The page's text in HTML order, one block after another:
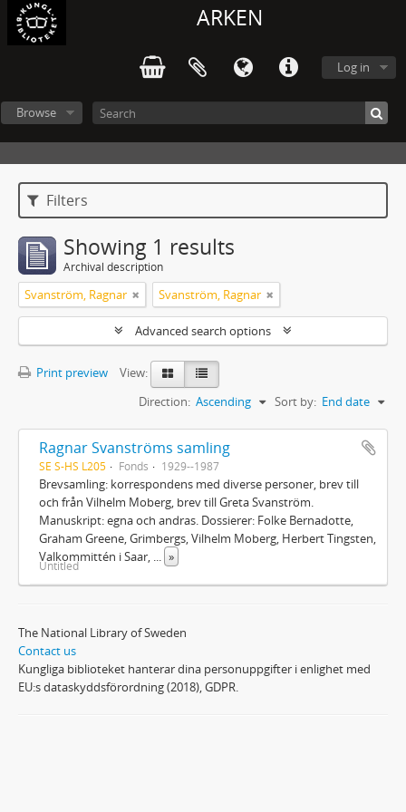
ARKEN
Log in
Browse
Filters
Showing 1 results
Archival description
Svanström, Ragnar Svanström, Ragnar
Advanced search options
Print preview
View:
Sort by: End date
Direction: Ascending
Ragnar Svanströms samling
SE S-HS L205 Fonds 1929--1987
Brevsamling: korrespondens med diverse personer, brev till
och från Vilhelm Moberg, brev till Greta Svanström.
Manuskript: egna och andras. Dossierer: Folke Bernadotte,
Graham Greene, Grimbergs, Vilhelm Moberg, Herbert Tingsten,
Valkommittén i Saar,
»
Untitled
The National Library of Sweden
Contact us
Kungliga biblioteket hanterar dina personuppgifter i enlighet med
EU:s dataskyddsförordning (2018), GDPR.